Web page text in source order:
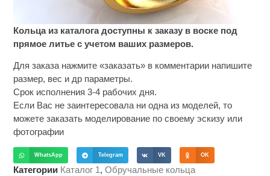
Кольца из каталога доступны к заказу в воске под
прямое литье с учетом ваших размеров.
Для заказа нажмите «заказать» в комментарии напишите
размер, вес и др параметры.
Срок исполнения 3-4 рабочих дня.
Если Вас не заинтересовала ни одна из моделей, то
можете заказать моделирование по своему эскизу или
фотографии
WhatsApp Telegram VK OK
Категории Каталог 1,Обручальные кольца